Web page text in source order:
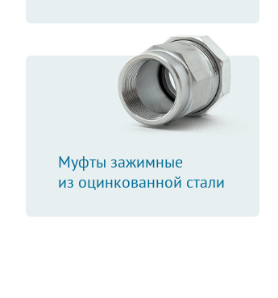
Муфты зажимные
из оцинкованной стали